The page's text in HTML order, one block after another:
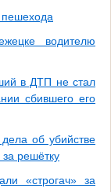
водителю
в ДТП не стал
сбившего его
об убийстве
решётку
«строгач» за